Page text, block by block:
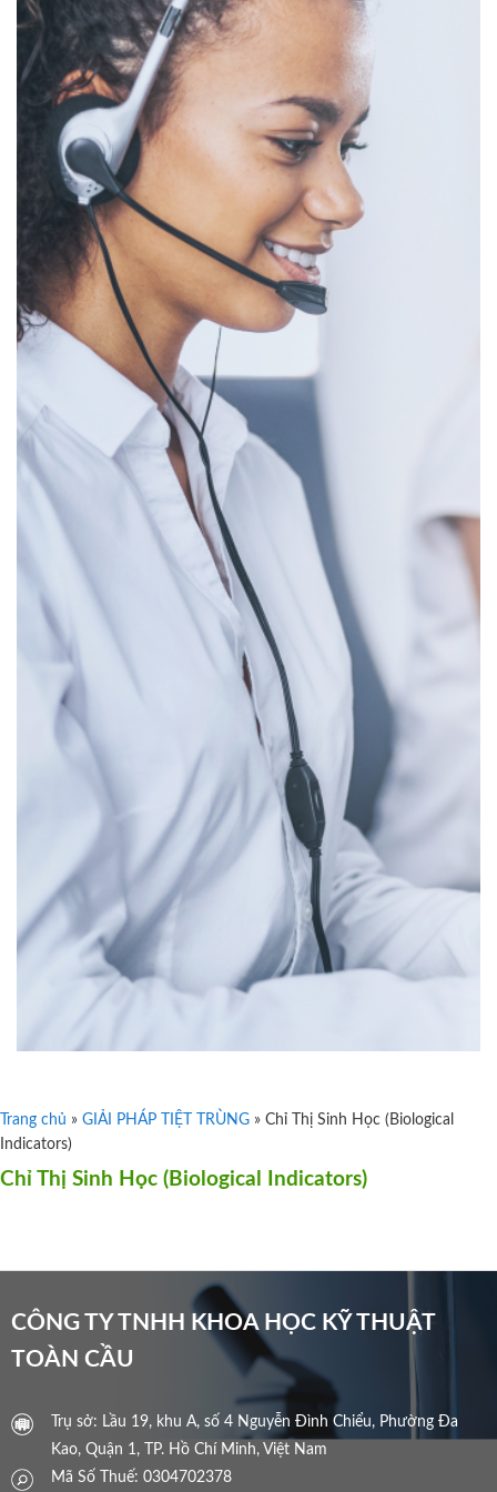
Trang chủ » GIẢI PHÁP TIỆT TRÙNG » Chỉ Thị Sinh Học (Biological
Indicators)
Chỉ Thị Sinh Học (Biological Indicators)
CÔNG TY TNHH KHOA HỌC KỸ THUẬT
TOÀN CẦU
Trụ sở: Lầu 19, khu A, số 4 Nguyễn Đình Chiểu, Phường Đa
Kao, Quận 1, TP. Hồ Chí Minh, Việt Nam
Mã Số Thuế: 0304702378